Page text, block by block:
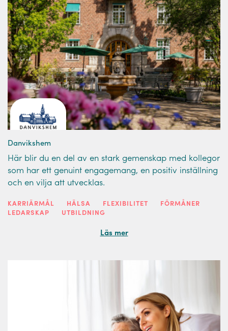
Danvikshem
Här blir du en del av en stark gemenskap med kollegor
som har ett genuint engagemang, en positiv inställning
och en vilja att utvecklas.
KARRIÄRMÅL HÄLSA FLEXIBILITET
FÖRMÅNER
LEDARSKAP
UTBILDNING
Läs mer